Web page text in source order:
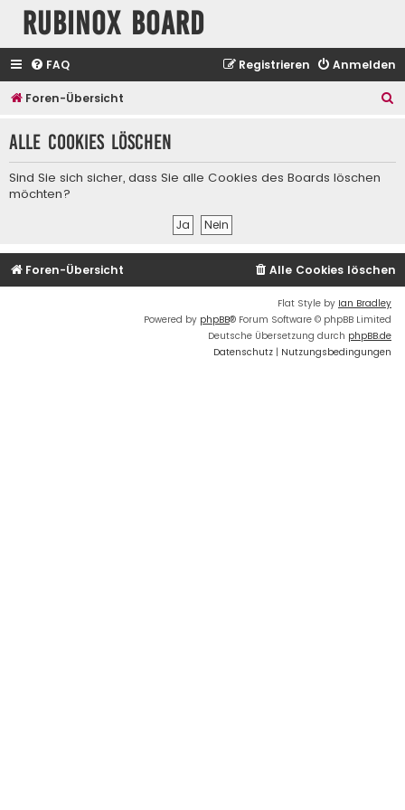
Rubinox Board
FAQ Anmelden
Registrieren
Foren-Übersicht
h
Alle Cookies löschen
Sind Sie sich sicher, dass Sie alle Cookies des Boards löschen
möchten?
Foren-Übersicht Alle Cookies löschen
Flat Style by Ian Bradley
Powered by phpBB® Forum Software © phpBB Limited
Deutsche Übersetzung durch phpBB.de
Datenschutz | Nutzungsbedingungen